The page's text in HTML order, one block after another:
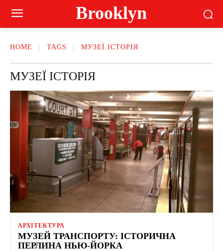
Brooklyn
HOME TAGS МУЗЕЇ ІСТОРІЯ
МУЗЕЇ ІСТОРІЯ
АРХІТЕКТУРА
МУЗЕЙ ТРАНСПОРТУ: ІСТОРИЧНА
ПЕРЛИНА НЬЮ-ЙОРКА